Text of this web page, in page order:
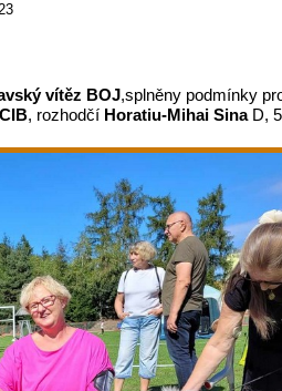
vítěz BOJ,splněny podmínky
, rozhodčí Horatiu-Mihai SinaD,